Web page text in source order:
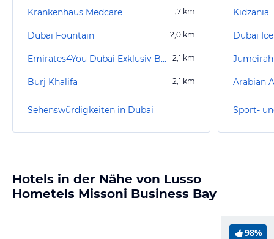
Krankenhaus Medcare 1,7 km
Dubai Fountain 2,0 km
Emirates4You Dubai Exklusiv Burj Khalifa 2,1 km
Burj Khalifa 2,1 km
Sehenswürdigkeiten in Dubai
Kidzania
Dubai
Arabian
Sport-
Hotels in der Nähe von Lusso
Hometels Missoni Business Bay
98%